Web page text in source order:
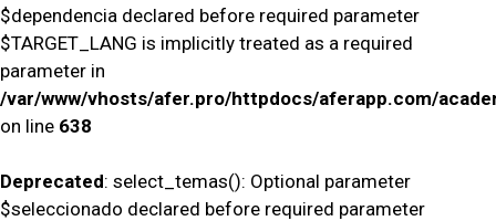
$dependencia declared before required parameter
$TARGET_LANG is implicitly treated as a required
parameter in
/var/www/vhosts/afer.pro/httpdocs/aferapp.com/
on line 638
Deprecated: select_temas(): Optional parameter
$seleccionado declared before required parameter